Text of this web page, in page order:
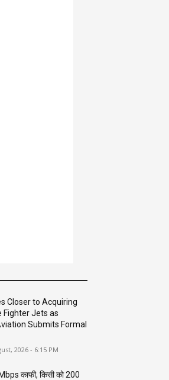
Closer to Acquiring
Fighter Jets as
Submits Formal
2026 - 6:15 PM
काफी, किसी को 200